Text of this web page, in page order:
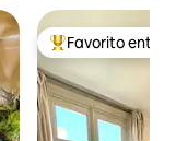
Favorito entre
Favorito entre